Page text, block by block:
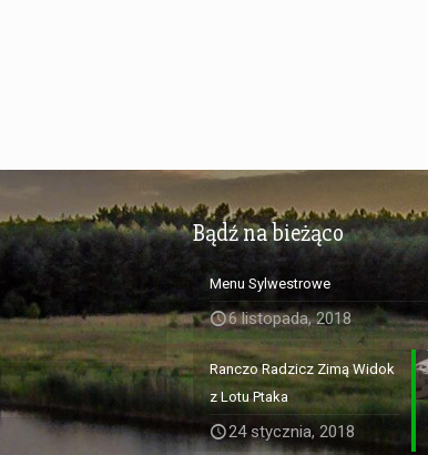
Bądź na bieżąco
Menu Sylwestrowe
6 listopada, 2018
Ranczo Radzicz Zimą Widok
z Lotu Ptaka
24 stycznia, 2018